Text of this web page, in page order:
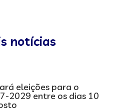
notícias
eleições para o
2029 entre os dias 10